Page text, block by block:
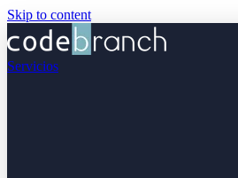
Skip to content
Servicios